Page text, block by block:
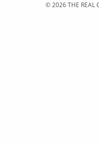
© 2026THE REAL